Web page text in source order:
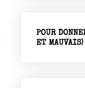
POUR
ET MAUVAIS)